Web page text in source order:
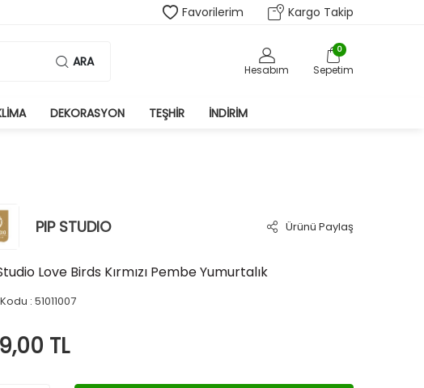
Favorilerim Kargo Takip
ARA Hesabım
0
Sepetim
DEKORASYON TEŞHIR İNDIRIM
PIP STUDIO Ürünü Paylaş
Love Birds Kırmızı Pembe Yumurtalık
: 51011007
TL